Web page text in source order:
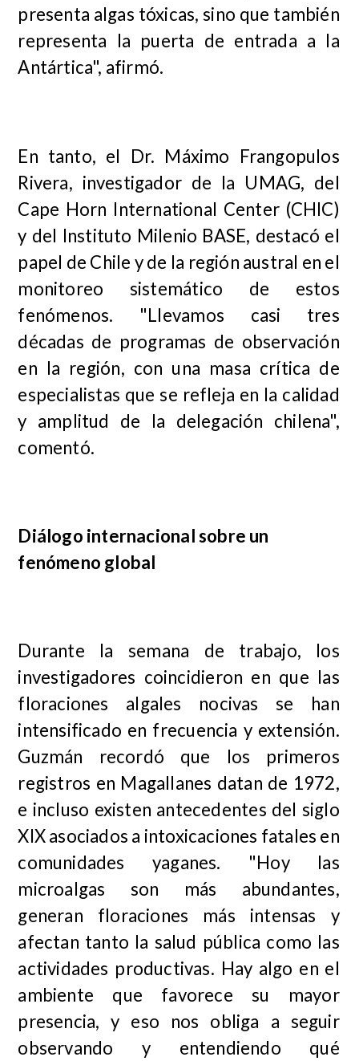
presenta algas tóxicas, sino que también
representa la puerta de entrada a la
Antártica", afirmó.
En tanto, el Dr. Máximo Frangopulos
Rivera, investigador de la UMAG, del
Cape Horn International Center (CHIC)
y del Instituto Milenio BASE, destacó el
papel de Chile y de la región austral en el
monitoreo sistemático de estos
fenómenos. "Llevamos casi tres
décadas de programas de observación
en la región, con una masa crítica de
especialistas que se refleja en la calidad
y amplitud de la delegación chilena",
comentó.
Diálogo internacional sobre un
fenómeno global
Durante la semana de trabajo, los
investigadores coincidieron en que las
floraciones algales nocivas se han
intensificado en frecuencia y extensión.
Guzmán recordó que los primeros
registros en Magallanes datan de 1972,
e incluso existen antecedentes del siglo
XIX asociados a intoxicaciones fatales en
comunidades yaganes. "Hoy las
microalgas son más abundantes,
generan floraciones más intensas y
afectan tanto la salud pública como las
actividades productivas. Hay algo en el
ambiente que favorece su mayor
presencia, y eso nos obliga a seguir
observando y entendiendo qué